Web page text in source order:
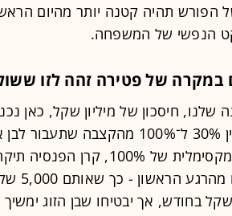
תהיה קטנה יותר מהיום
הנפשי של המשפחה.
של פטירה זהה לזו
שלנו, חיסכון של מיליון שקל, כאן
קצבת השאיר - בחירה שבין 30% ל־100%
המוות. אם תבחרו בהגנה מקסימלית של
ותפחית
למשל לכ־4,400 שקל בחודש, אך יבטיחו שבן